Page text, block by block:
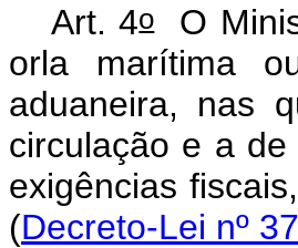
Art. 4oO
orla marítima
aduaneira, nas
circulação e a
exigências
(Decreto-Lei nº